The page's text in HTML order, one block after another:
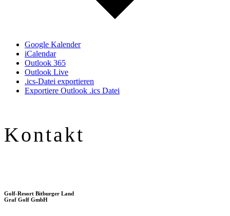
Google Kalender
iCalendar
Outlook 365
Outlook Live
.ics-Datei exportieren
Exportiere Outlook .ics Datei
Kontakt
Golf-Resort Bitburger Land
Graf Golf GmbH